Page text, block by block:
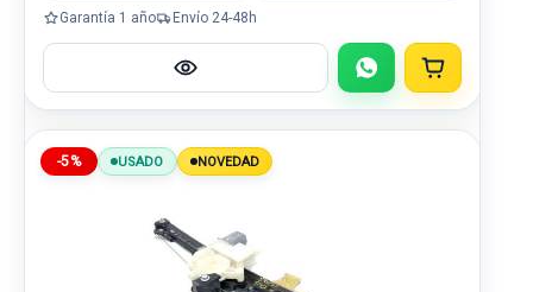
Garantía 1 año Envío 24-48h
-5% USADO NOVEDAD